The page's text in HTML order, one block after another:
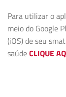
Para utilizar o
meio do Google
(iOS) de seu
saúdeCLIQUE